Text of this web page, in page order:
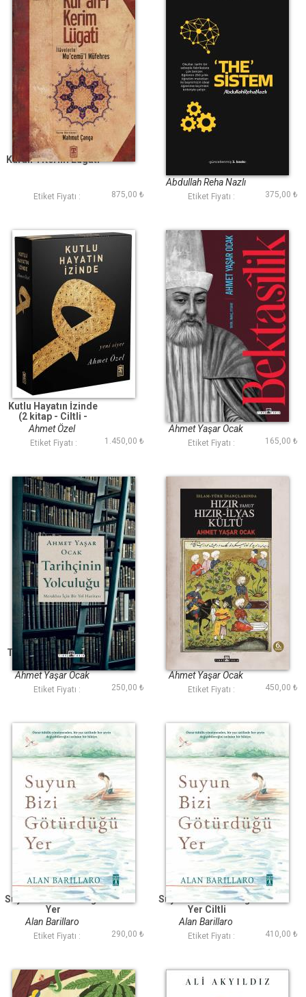
Kuran-ı Kerim Lügati
Etiket Fiyatı : 875,00 ₺
The Sistem
Abdullah Reha Nazlı
Etiket Fiyatı : 375,00 ₺
Kutlu Hayatın İzinde
(2 kitap - Ciltli -
Kutulu)
Ahmet Özel
Etiket Fiyatı : 1.450,00 ₺
Bektaşilik
Ahmet Yaşar Ocak
Etiket Fiyatı : 165,00 ₺
Tarihçinin Yolculuğu
Ahmet Yaşar Ocak
Etiket Fiyatı : 250,00 ₺
İslam Türk
İnançlarında Hızır
Yahut Hızır İlyas Kültü
Ahmet Yaşar Ocak
Etiket Fiyatı : 450,00 ₺
Suyun Bizi Götürdüğü
Yer
Alan Barillaro
Etiket Fiyatı : 290,00 ₺
Suyun Bizi Götürdüğü
Yer Ciltli
Alan Barillaro
Etiket Fiyatı : 410,00 ₺